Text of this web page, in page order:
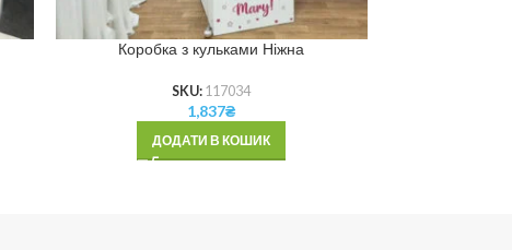
Коробка з кульками Ніжна
SKU: 117034
1,837₴
ДОДАТИ В КОШИК